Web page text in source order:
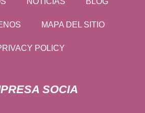
MAPA DEL SITIO
POLICY
SOCIA